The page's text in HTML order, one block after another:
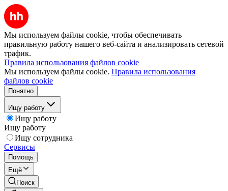
Мы используем файлы cookie, чтобы обеспечивать
правильную работу нашего веб-сайта и анализировать сетевой
трафик.
Правила использования файлов cookie
Мы используем файлы cookie. Правила использования
файлов cookie
Понятно
Ищу работу
Ищу работу
Ищу работу
Ищу сотрудника
Сервисы
Помощь
Ещё
Поиск